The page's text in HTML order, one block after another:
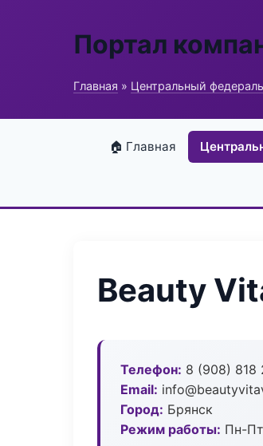
Портал
Главная » Центральный
🏠 Главная
Beauty
Телефон: 8 (908) 818
Email:
Город: Брянск
Режим работы: Пн-